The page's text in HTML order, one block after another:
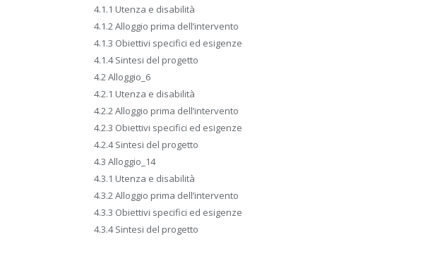
4.1.1 Utenza e disabilità
4.1.2 Alloggio prima dell’intervento
4.1.3 Obiettivi specifici ed esigenze
4.1.4 Sintesi del progetto
4.2 Alloggio_6
4.2.1 Utenza e disabilità
4.2.2 Alloggio prima dell’intervento
4.2.3 Obiettivi specifici ed esigenze
4.2.4 Sintesi del progetto
4.3 Alloggio_14
4.3.1 Utenza e disabilità
4.3.2 Alloggio prima dell’intervento
4.3.3 Obiettivi specifici ed esigenze
4.3.4 Sintesi del progetto